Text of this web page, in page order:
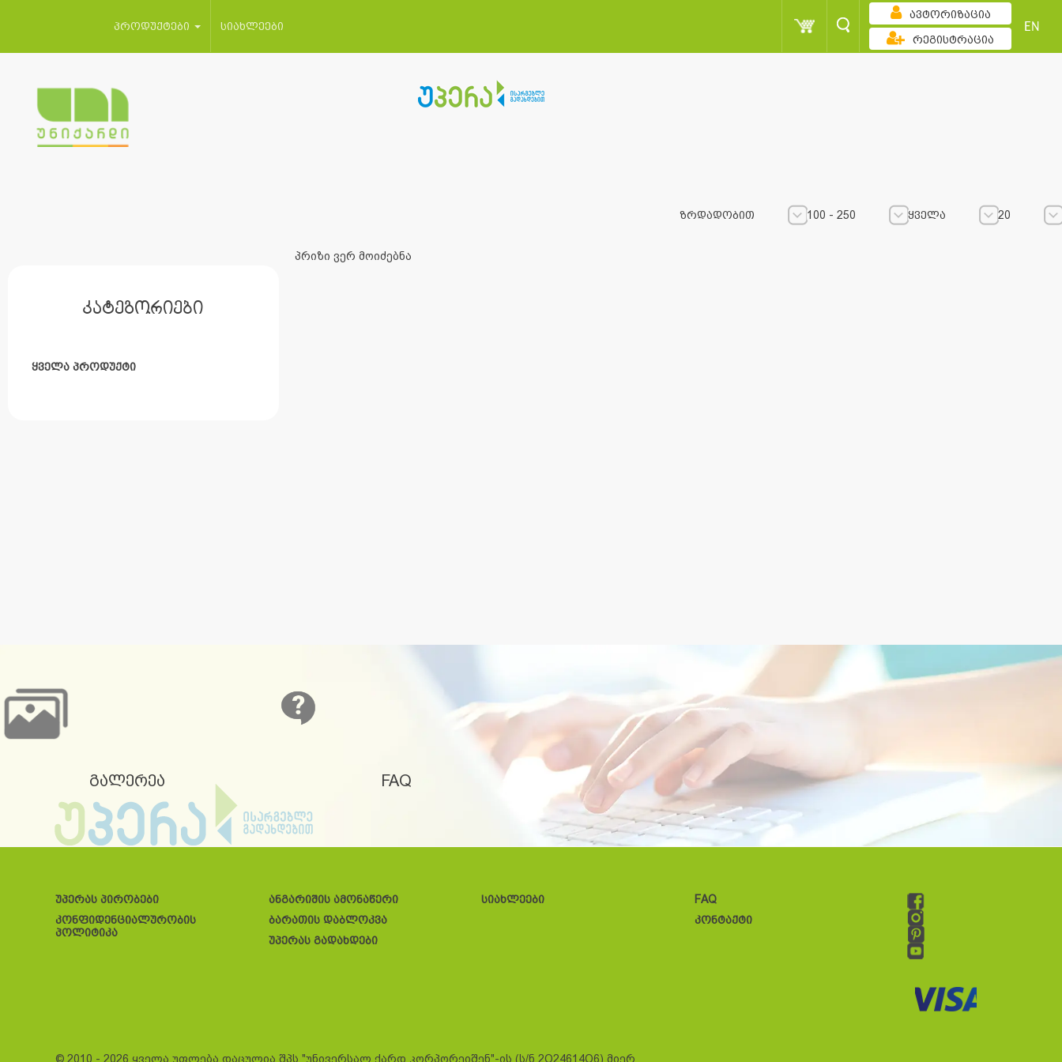
პროდუქტები სიახლეები
ავტორიზაცია
რეგისტრაცია
EN
კატეგორიები
ყველა პროდუქტი
ზრდადობით 100 - 250 ყველა
20
პრიზი ვერ მოიძებნა
გალერეა FAQ
უპერას პირობები
კონფიდენციალურობის
პოლიტიკა
ანგარიშის ამონაწერი
ბარათის დაბლოკვა
უპერას გადახდები
სიახლეები
FAQ
კონტაქტი
© 2010 - 2026 ყველა უფლება დაცულია შპს "უნივერსალ ქარდ კორპორეიშენ"-ის (ს/ნ 2O24614O6) მიერ